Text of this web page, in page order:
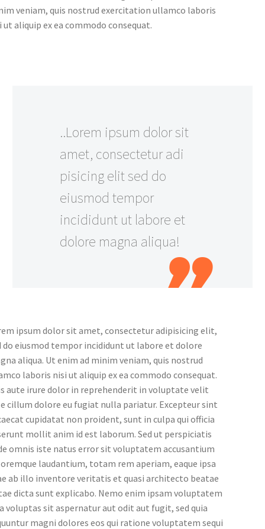
veniam, quis nostrud exercitation ullamco laboris
ut aliquip ex ea commodo consequat.
..Lorem ipsum dolor sit
amet, consectetur adi
pisicing elit sed do
eiusmod tempor
incididunt ut labore et
dolore magna aliqua!
ipsum dolor sit amet, consectetur adipisicing elit,
do eiusmod tempor incididunt ut labore et dolore
aliqua. Ut enim ad minim veniam, quis nostrud
laboris nisi ut aliquip ex ea commodo consequat.
aute irure dolor in reprehenderit in voluptate velit
cillum dolore eu fugiat nulla pariatur. Excepteur sint
cupidatat non proident, sunt in culpa qui officia
mollit anim id est laborum. Sed ut perspiciatis
omnis iste natus error sit voluptatem accusantium
laudantium, totam rem aperiam, eaque ipsa
ab illo inventore veritatis et quasi architecto beatae
dicta sunt explicabo. Nemo enim ipsam voluptatem
voluptas sit aspernatur aut odit aut fugit, sed quia
magni dolores eos qui ratione voluptatem sequi